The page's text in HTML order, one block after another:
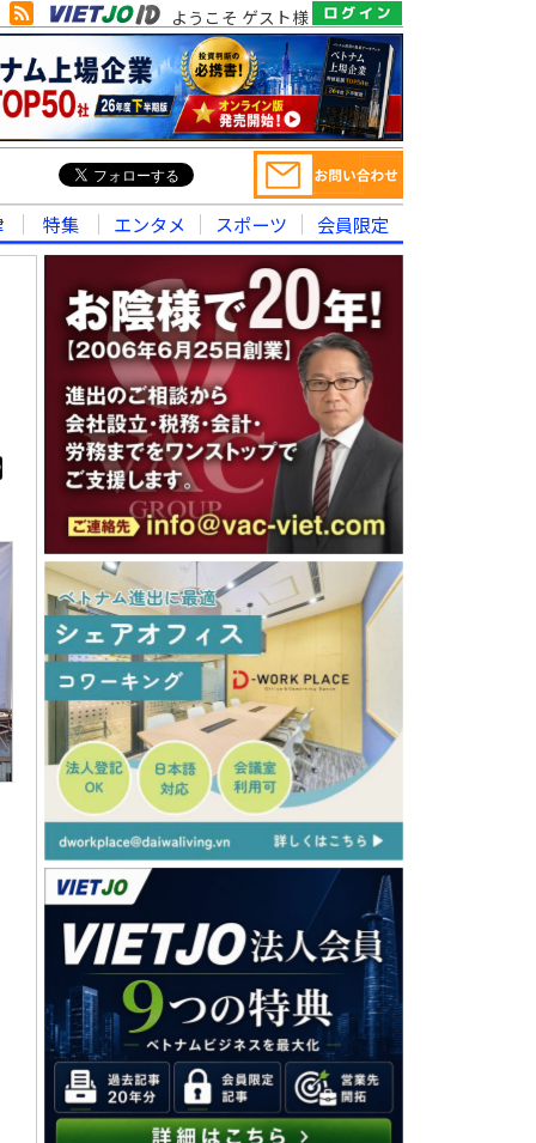
ようこそ ゲスト様
特集 エンタメ スポーツ 会員限定